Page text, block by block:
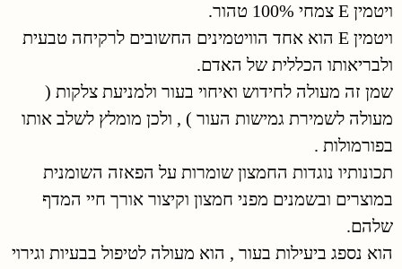
ויטמין E צמחי 100% טהור.
ויטמין E הוא אחד הוויטמינים החשובים לרקיחה טבעית
ולבריאותו הכללית של האדם.
שמן זה מעולה לחידוש ואיחוי בעור ולמניעת צלקות (
מעולה לשמירת גמישות העור ) , ולכן מומלץ לשלב אותו
בפורמולות .
תכונותיו נוגדות החמצון שומרות על הפאזה השומנית
במוצרים ובשמנים מפני חמצון וקיצור אורך חיי המדף
שלהם.
הוא נספג ביעילות בעור , הוא מעולה לטיפול בבעיות וגירוי